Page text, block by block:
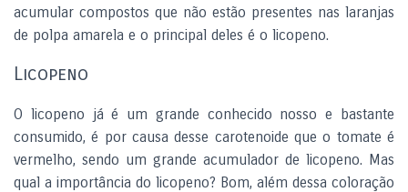
acumular compostos que não estão presentes nas laranjas
de polpa amarela e o principal deles é o licopeno.
Licopeno
O licopeno já é um grande conhecido nosso e bastante
consumido, é por causa desse carotenoide que o tomate é
vermelho, sendo um grande acumulador de licopeno. Mas
qual a importância do licopeno? Bom, além dessa coloração